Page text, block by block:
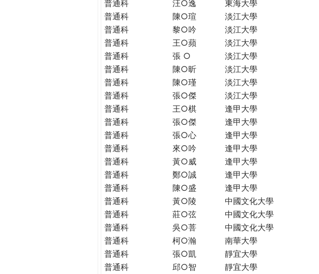
普通科
汪○逸 東海大學
普通科
陳○瑄 淡江大學
普通科
黎○吟 淡江大學
普通科
王○蘋 淡江大學
普通科
張 ○ 淡江大學
普通科
陳○昕 淡江大學
普通科
陳○瑾 淡江大學
普通科
張○傑 淡江大學
普通科
王○棋 逢甲大學
普通科
張○傑 逢甲大學
普通科
張○心 逢甲大學
普通科
來○吟 逢甲大學
普通科
黃○威 逢甲大學
普通科
鄭○誠 逢甲大學
普通科
陳○盛 逢甲大學
普通科
黃○陵 中國文化大學
普通科
莊○弦 中國文化大學
普通科
吳○菩 中國文化大學
普通科
柯○瀚 南華大學
普通科
張○凱 靜宜大學
普通科
邱○智 靜宜大學